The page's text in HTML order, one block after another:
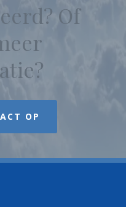
Of
OP